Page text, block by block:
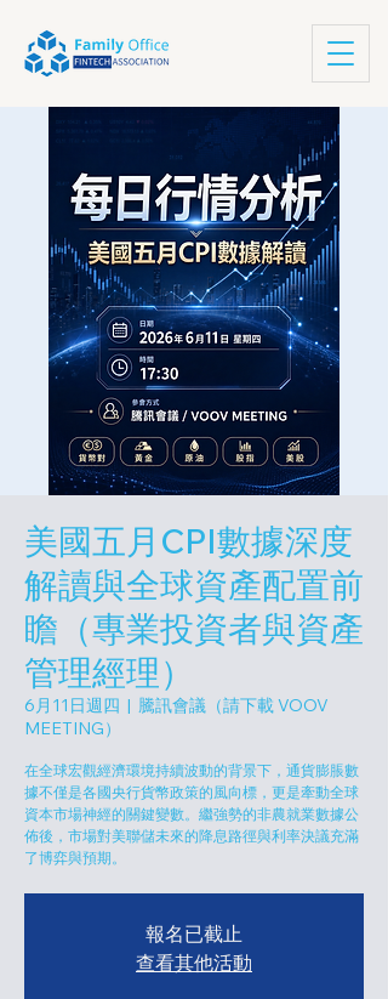
美國五月CPI數據深度
解讀與全球資產配置前
瞻（專業投資者與資產
管理經理）
6月11日週四
  |
騰訊會議（請下載 VOOV
MEETING）
在全球宏觀經濟環境持續波動的背景下，通貨膨脹數
據不僅是各國央行貨幣政策的風向標，更是牽動全球
資本市場神經的關鍵變數。繼強勢的非農就業數據公
佈後，市場對美聯儲未來的降息路徑與利率決議充滿
了博弈與預期。
報名已截止
查看其他活動